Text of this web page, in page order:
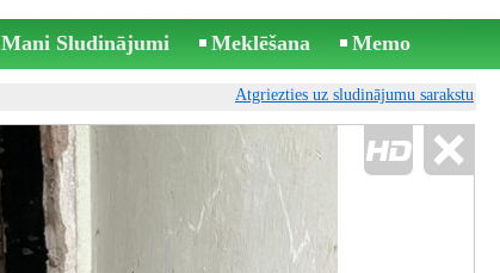
Mani Sludinājumi Meklēšana Memo
Atgriezties uz sludinājumu sarakstu